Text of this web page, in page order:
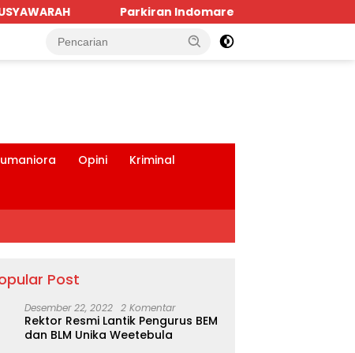
Bank BRI SBD Mengancam Keselamatan Warga
Opini Kriminal
Post
Desember 22, 2022 2 Komentar
Rektor Resmi Lantik Pengurus BEM
dan BLM Unika Weetebula